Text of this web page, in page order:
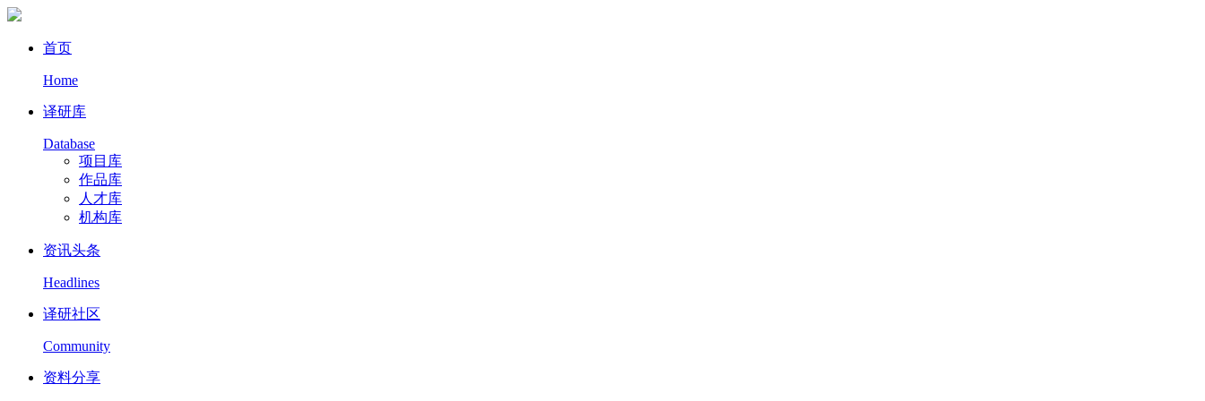
首页
Home
译研库
Database
项目库
作品库
人才库
机构库
资讯头条
Headlines
译研社区
Community
资料分享